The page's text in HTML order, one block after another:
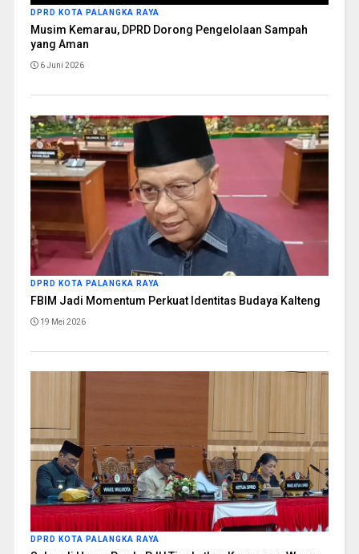
DPRD KOTA PALANGKA RAYA
Musim Kemarau, DPRD Dorong Pengelolaan Sampah
yang Aman
6 Juni 2026
DPRD KOTA PALANGKA RAYA
FBIM Jadi Momentum Perkuat Identitas Budaya Kalteng
19 Mei 2026
DPRD KOTA PALANGKA RAYA